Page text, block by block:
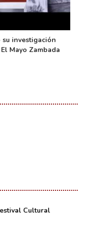
investigación
Mayo Zambada
Cultural